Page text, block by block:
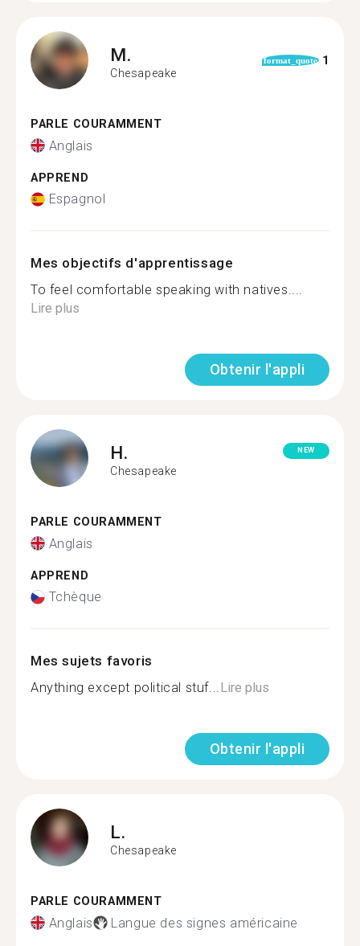
M.
Chesapeake
format_quote 1
PARLE COURAMMENT
Anglais
APPREND
Espagnol
Mes objectifs d'apprentissage
To feel comfortable speaking with natives....
Lire plus
Obtenir l'appli
H.
Chesapeake
NEW
PARLE COURAMMENT
Anglais
APPREND
Tchèque
Mes sujets favoris
Anything except political stuf...Lire plus
Obtenir l'appli
L.
Chesapeake
PARLE COURAMMENT
Anglais Langue des signes américaine